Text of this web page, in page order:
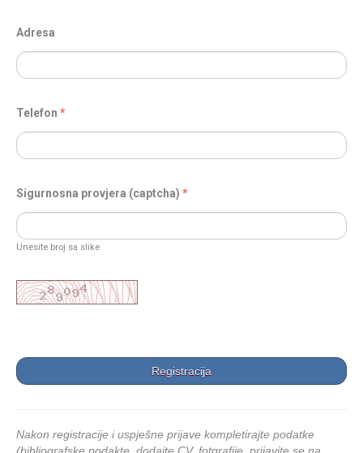
Adresa
Telefon
Sigurnosna provjera (captcha)
Unesite broj sa slike
Nakon registracije i uspješne prijave kompletirajte podatke